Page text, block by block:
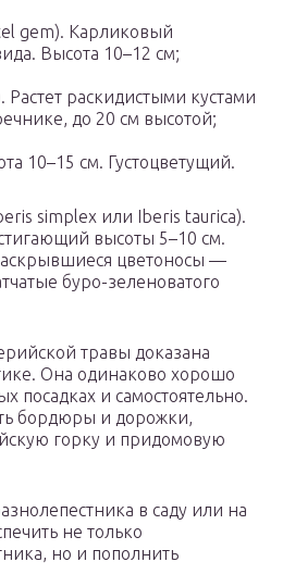
gem). Карликовый
Высота 10–12 см;
раскидистыми кустами
до 20 см высотой;
10–15 см. Густоцветущий.
simplex или Iberis taurica).
высоты 5–10 см.
цветоносы —
буро-зеленоватого
травы доказана
Она одинаково хорошо
посадках и самостоятельно.
бордюры и дорожки,
горку и придомовую
в саду или на
не только
но и пополнить